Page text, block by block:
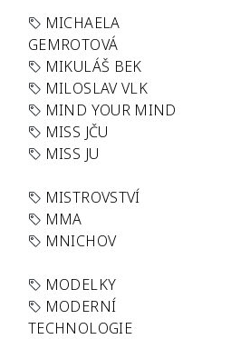
MICHAELA
GEMROTOVÁ
MIKULÁŠ BEK
MILOSLAV VLK
MIND YOUR MIND
MISS JČU
MISS JU
MISTROVSTVÍ
MMA
MNICHOV
MODELKY
MODERNÍ
TECHNOLOGIE